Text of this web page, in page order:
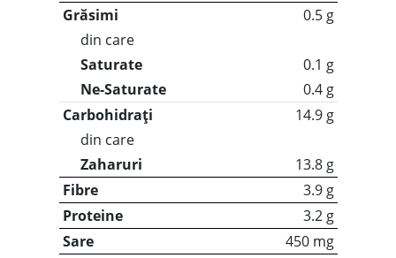
Grăsimi
0.5 g
din care
Saturate
0.1 g
Ne-Saturate
0.4 g
Carbohidrați
14.9 g
din care
Zaharuri
13.8 g
Fibre
3.9 g
Proteine
3.2 g
Sare
450 mg